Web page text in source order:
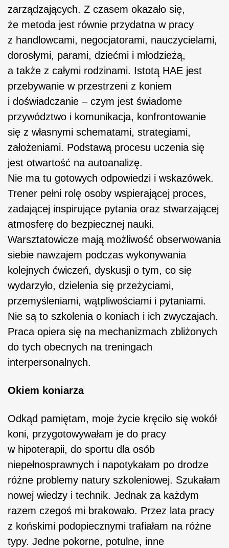
zarządzających. Z czasem okazało się,
że metoda jest równie przydatna w pracy
z handlowcami, negocjatorami, nauczycielami,
dorosłymi, parami, dziećmi i młodzieżą,
a także z całymi rodzinami. Istotą HAE jest
przebywanie w przestrzeni z koniem
i doświadczanie – czym jest świadome
przywództwo i komunikacja, konfrontowanie
się z własnymi schematami, strategiami,
założeniami. Podstawą procesu uczenia się
jest otwartość na autoanalizę.
Nie ma tu gotowych odpowiedzi i wskazówek.
Trener pełni rolę osoby wspierającej proces,
zadającej inspirujące pytania oraz stwarzającej
atmosferę do bezpiecznej nauki.
Warsztatowicze mają możliwość obserwowania
siebie nawzajem podczas wykonywania
kolejnych ćwiczeń, dyskusji o tym, co się
wydarzyło, dzielenia się przeżyciami,
przemyśleniami, wątpliwościami i pytaniami.
Nie są to szkolenia o koniach i ich zwyczajach.
Praca opiera się na mechanizmach zbliżonych
do tych obecnych na treningach
interpersonalnych.
Okiem koniarza
Odkąd pamiętam, moje życie kręciło się wokół
koni, przygotowywałam je do pracy
w hipoterapii, do sportu dla osób
niepełnosprawnych i napotykałam po drodze
różne problemy natury szkoleniowej. Szukałam
nowej wiedzy i technik. Jednak za każdym
razem czegoś mi brakowało. Przez lata pracy
z końskimi podopiecznymi trafiałam na różne
typy. Jedne pokorne, potulne, inne